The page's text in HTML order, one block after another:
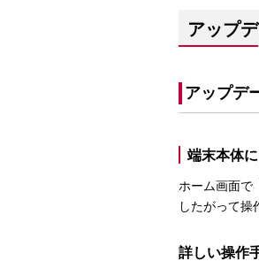
アップ
アップデ
端末本体
ホーム画面で
したがって操
詳しい操作